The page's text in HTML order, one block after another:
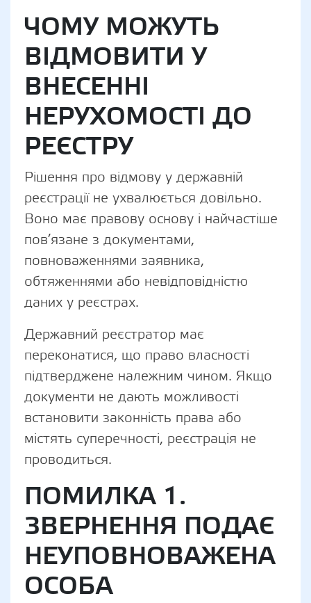
ЧОМУ МОЖУТЬ
ВІДМОВИТИ У
ВНЕСЕННІ
НЕРУХОМОСТІ ДО
РЕЄСТРУ
Рішення про відмову у державній
реєстрації не ухвалюється довільно.
Воно має правову основу і найчастіше
пов’язане з документами,
повноваженнями заявника,
обтяженнями або невідповідністю
даних у реєстрах.
Державний реєстратор має
переконатися, що право власності
підтверджене належним чином. Якщо
документи не дають можливості
встановити законність права або
містять суперечності, реєстрація не
проводиться.
ПОМИЛКА 1.
ЗВЕРНЕННЯ ПОДАЄ
НЕУПОВНОВАЖЕНА
ОСОБА